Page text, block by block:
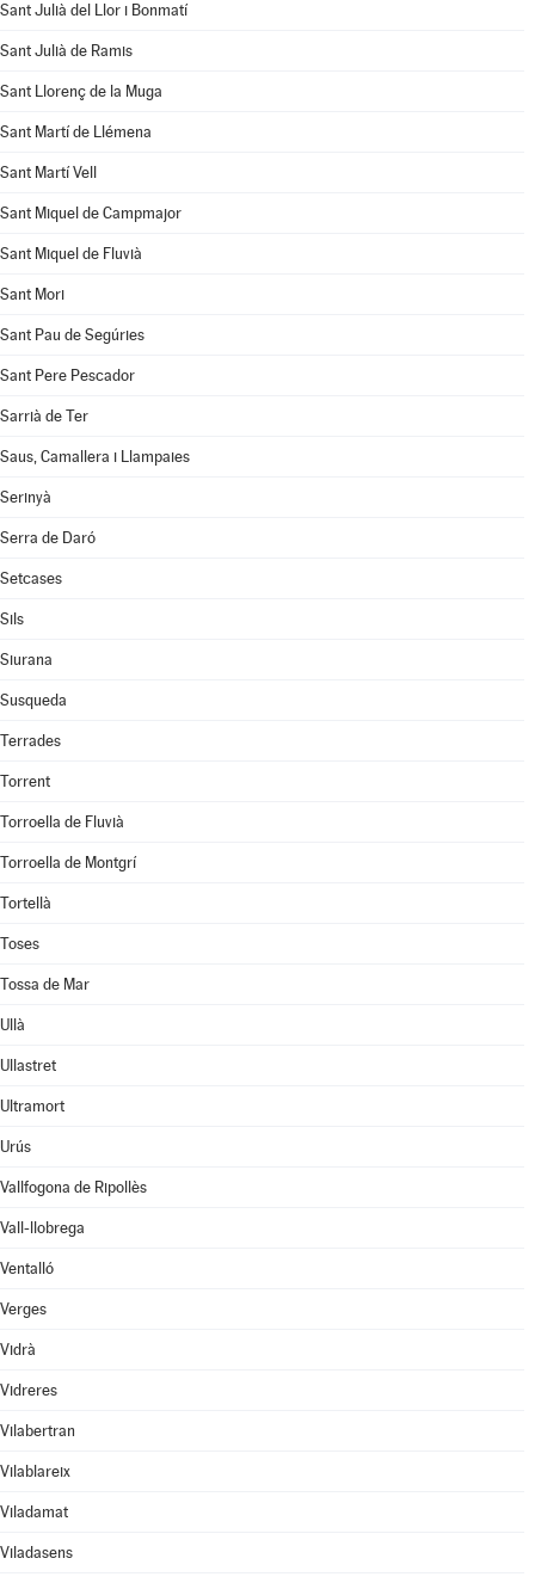
Sant Julià del Llor i Bonmatí
Sant Julià de Ramis
Sant Llorenç de la Muga
Sant Martí de Llémena
Sant Martí Vell
Sant Miquel de Campmajor
Sant Miquel de Fluvià
Sant Mori
Sant Pau de Segúries
Sant Pere Pescador
Sarrià de Ter
Saus, Camallera i Llampaies
Serinyà
Serra de Daró
Setcases
Sils
Siurana
Susqueda
Terrades
Torrent
Torroella de Fluvià
Torroella de Montgrí
Tortellà
Toses
Tossa de Mar
Ullà
Ullastret
Ultramort
Urús
Vallfogona de Ripollès
Vall-llobrega
Ventalló
Verges
Vidrà
Vidreres
Vilabertran
Vilablareix
Viladamat
Viladasens